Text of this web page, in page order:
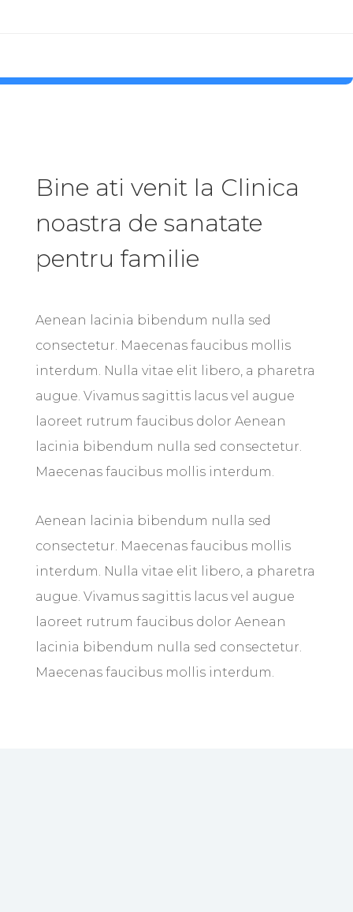
Bine ati venit la Clinica
noastra de sanatate
pentru familie
Aenean lacinia bibendum nulla sed
consectetur. Maecenas faucibus mollis
interdum. Nulla vitae elit libero, a pharetra
augue. Vivamus sagittis lacus vel augue
laoreet rutrum faucibus dolor Aenean
lacinia bibendum nulla sed consectetur.
Maecenas faucibus mollis interdum.
Aenean lacinia bibendum nulla sed
consectetur. Maecenas faucibus mollis
interdum. Nulla vitae elit libero, a pharetra
augue. Vivamus sagittis lacus vel augue
laoreet rutrum faucibus dolor Aenean
lacinia bibendum nulla sed consectetur.
Maecenas faucibus mollis interdum.